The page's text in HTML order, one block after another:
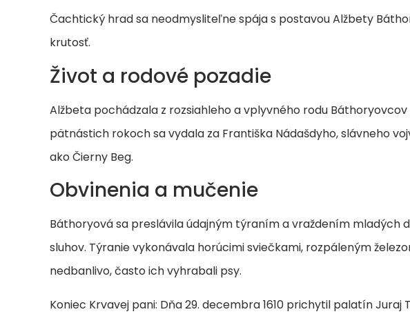
Čachtický hrad sa neodmysliteľne spája s postavou Alžbety
krutosť.
Život a rodové pozadie
Alžbeta pochádzala z rozsiahleho a vplyvného rodu
pätnástich rokoch sa vydala za Františka Nádašdyho, slávneho
ako Čierny Beg.
Obvinenia a mučenie
Báthoryová sa preslávila údajným týraním a vraždením mladých
sluhov. Týranie vykonávala horúcimi sviečkami, rozpáleným
nedbanlivo, často ich vyhrabali psy.
Koniec Krvavej pani: Dňa 29. decembra 1610 prichytil palatín